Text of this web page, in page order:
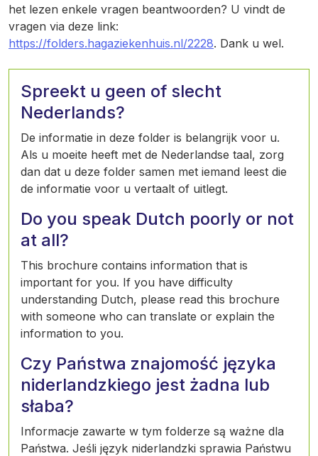
het lezen enkele vragen beantwoorden? U vindt de
vragen via deze link:
https://folders.hagaziekenhuis.nl/2228. Dank u wel.
Spreekt u geen of slecht
Nederlands?
De informatie in deze folder is belangrijk voor u.
Als u moeite heeft met de Nederlandse taal, zorg
dan dat u deze folder samen met iemand leest die
de informatie voor u vertaalt of uitlegt.
Do you speak Dutch poorly or not
at all?
This brochure contains information that is
important for you. If you have difficulty
understanding Dutch, please read this brochure
with someone who can translate or explain the
information to you.
Czy Państwa znajomość języka
niderlandzkiego jest żadna lub
słaba?
Informacje zawarte w tym folderze są ważne dla
Państwa. Jeśli język niderlandzki sprawia Państwu